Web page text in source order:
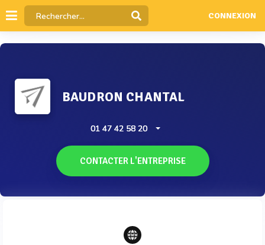
CONNEXION
BAUDRON CHANTAL
01 47 42 58 20
CONTACTER L'ENTREPRISE